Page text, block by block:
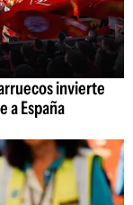
invierte
a España